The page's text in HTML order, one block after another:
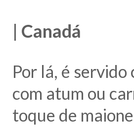
| Canadá
Por lá, é servido
com atum ou
toque de